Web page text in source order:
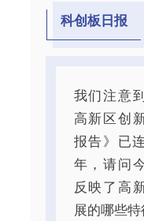
科创板日报
我们注意
高新区创
报告》已
年，请问
反映了高
展的哪些特